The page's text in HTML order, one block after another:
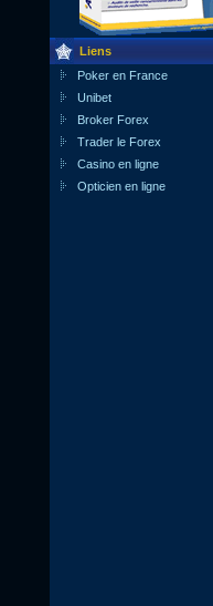
Liens
Poker en France
Unibet
Broker Forex
Trader le Forex
Casino en ligne
Opticien en ligne